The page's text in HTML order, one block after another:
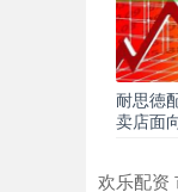
耐思徳
卖店面
欢乐配资